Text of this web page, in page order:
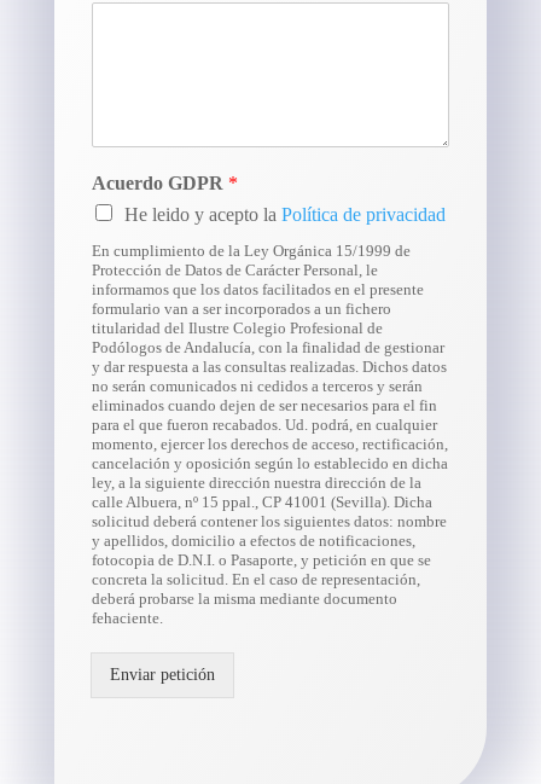
Acuerdo GDPR *
He leido y acepto la Política de privacidad
En cumplimiento de la Ley Orgánica 15/1999 de
Protección de Datos de Carácter Personal, le
informamos que los datos facilitados en el presente
formulario van a ser incorporados a un fichero
titularidad del Ilustre Colegio Profesional de
Podólogos de Andalucía, con la finalidad de gestionar
y dar respuesta a las consultas realizadas. Dichos datos
no serán comunicados ni cedidos a terceros y serán
eliminados cuando dejen de ser necesarios para el fin
para el que fueron recabados. Ud. podrá, en cualquier
momento, ejercer los derechos de acceso, rectificación,
cancelación y oposición según lo establecido en dicha
ley, a la siguiente dirección nuestra dirección de la
calle Albuera, nº 15 ppal., CP 41001 (Sevilla). Dicha
solicitud deberá contener los siguientes datos: nombre
y apellidos, domicilio a efectos de notificaciones,
fotocopia de D.N.I. o Pasaporte, y petición en que se
concreta la solicitud. En el caso de representación,
deberá probarse la misma mediante documento
fehaciente.
Enviar petición